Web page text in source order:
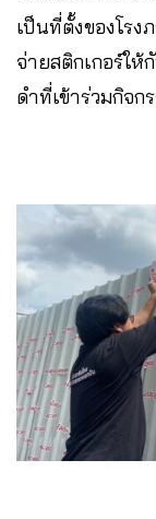
เป็นที่ตั้งของโร
จ่ายสติกเกอร์ให้
ดำที่เข้าร่วมกิจก